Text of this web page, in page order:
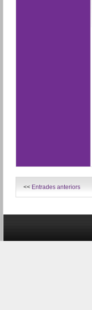
<< Entrades anteriors